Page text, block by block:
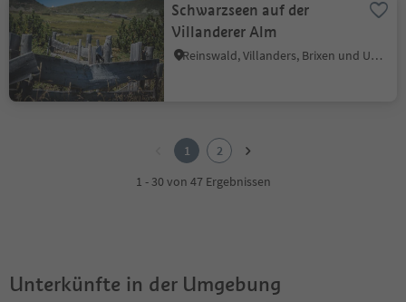
Schwarzseen auf der
Villanderer Alm
Reinswald, Villanders, Brixen und Umgebung
1
2
1 - 30 von 47 Ergebnissen
Unterkünfte in der Umgebung